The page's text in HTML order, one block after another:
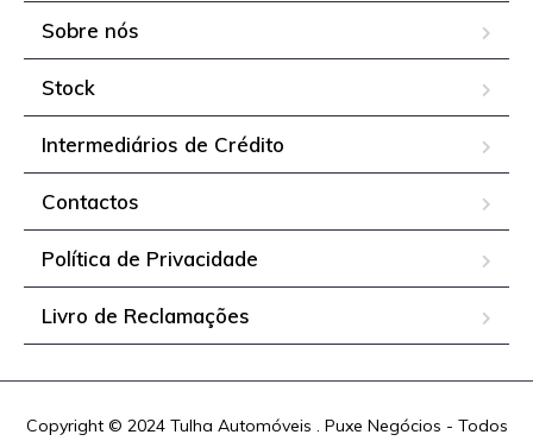
Sobre nós
Stock
Intermediários de Crédito
Contactos
Política de Privacidade
Livro de Reclamações
Copyright © 2024 Tulha Automóveis . Puxe Negócios - Todos